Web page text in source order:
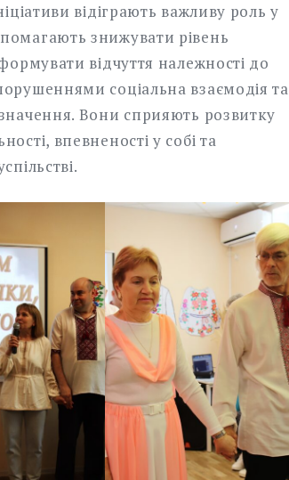
відіграють важливу роль у
знижувати рівень
відчуття належності до
соціальна взаємодія та
Вони сприяють розвитку
впевненості у собі та